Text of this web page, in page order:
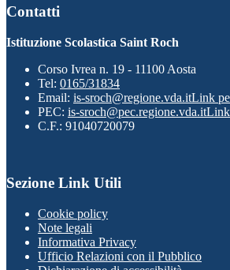
Contatti
Istituzione Scolastica Saint Roch
Corso Ivrea n. 19 - 11100 Aosta
Tel: 0165/31834
Email: is-sroch@regione.vda.itLink
PEC: is-sroch@pec.regione.vda.itLink
C.F.: 91040720079
Sezione Link Utili
Cookie policy
Note legali
Informativa Privacy
Ufficio Relazioni con il Pubblico